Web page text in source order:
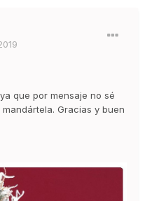
que por mensaje no sé
Gracias y buen